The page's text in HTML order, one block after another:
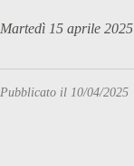
Martedì 15 aprile 2025
Pubblicato il 10/04/2025